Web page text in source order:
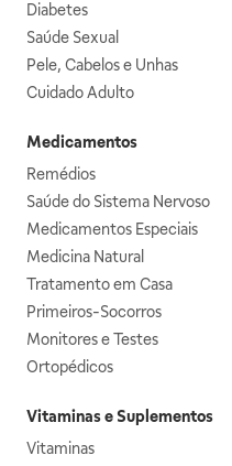
Diabetes
Saúde Sexual
Pele, Cabelos e Unhas
Cuidado Adulto
Medicamentos
Remédios
Saúde do Sistema Nervoso
Medicamentos Especiais
Medicina Natural
Tratamento em Casa
Primeiros-Socorros
Monitores e Testes
Ortopédicos
Vitaminas e Suplementos
Vitaminas